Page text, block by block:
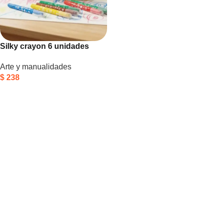
Silky crayon 6 unidades
Arte y manualidades
$ 238